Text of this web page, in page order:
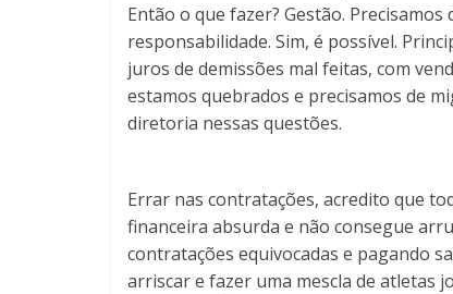
Então o que fazer? Gestão.
responsabilidade. Sim, é possível.
juros de demissões mal feitas, com
estamos quebrados e precisamos de
diretoria nessas questões.
Errar nas contratações, acredito que
financeira absurda e não consegue
contratações equivocadas e pagando
arriscar e fazer uma mescla de atletas